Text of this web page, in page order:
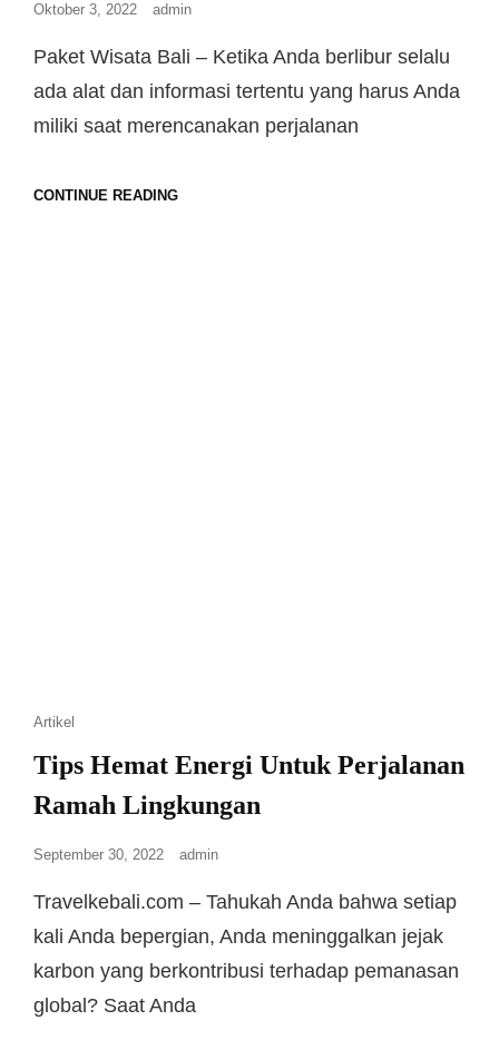
Oktober 3, 2022 admin
Paket Wisata Bali – Ketika Anda berlibur selalu
ada alat dan informasi tertentu yang harus Anda
miliki saat merencanakan perjalanan
CONTINUE READING
Artikel
Tips Hemat Energi Untuk Perjalanan
Ramah Lingkungan
September 30, 2022 admin
Travelkebali.com – Tahukah Anda bahwa setiap
kali Anda bepergian, Anda meninggalkan jejak
karbon yang berkontribusi terhadap pemanasan
global? Saat Anda